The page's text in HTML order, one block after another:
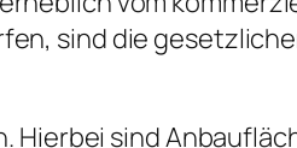
sind die
Hierbei sind